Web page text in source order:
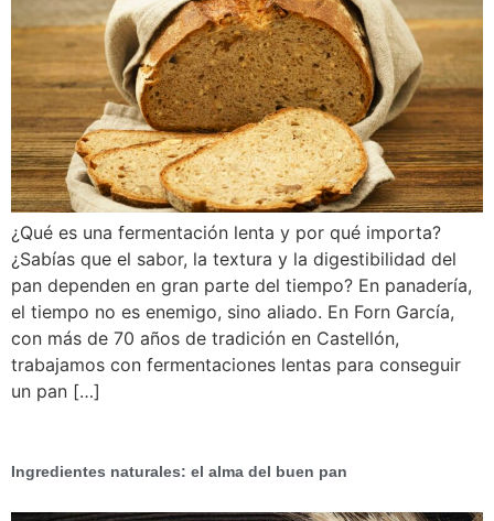
¿Qué es una fermentación lenta y por qué importa?
¿Sabías que el sabor, la textura y la digestibilidad del
pan dependen en gran parte del tiempo? En panadería,
el tiempo no es enemigo, sino aliado. En Forn García,
con más de 70 años de tradición en Castellón,
trabajamos con fermentaciones lentas para conseguir
un pan […]
Ingredientes naturales: el alma del buen pan